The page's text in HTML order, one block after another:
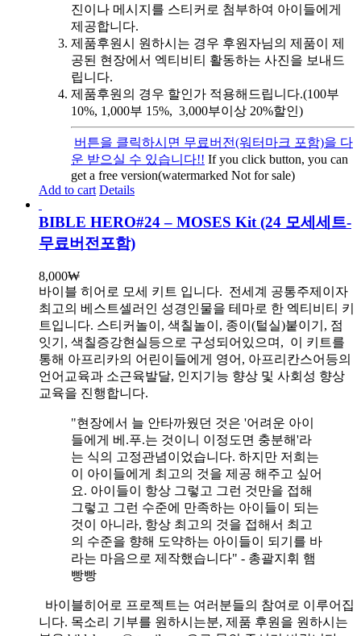
진이나 메시지를 스티커로 첨부하여 아이들에게
제공합니다.
제품후원시 원하시는 경우 후원자님의 제품이 제
공된 현장에서 엑티비티 활동하는 사진을 보내드
립니다.
제품후원의 경우 할인가 적용해드립니다.(100부
10%, 1,000부 15%, 3,000부이상 20%할인)
버튼을 클릭하시면 무료버전(워터마크 포함)을 다
운 받으실 수 있습니다!! If you click button, you can
get a free version(watermarked Not for sale)
Add to cart Details
BIBLE HERO#24 – MOSES Kit (24 모세세트-
무료버전포함)
8,000₩
바이블 히어로 모세 키트 입니다. 전세계 공통주제이자
최고의 베스트셀러인 성경인물을 테마로 한 엑티비티 키
트입니다. 스티커놀이, 색칠놀이, 종이(털실)붙이기, 점
잇기, 색칠증강현실등으로 구성되어있으며, 이 키트를
통해 아프리카의 어린이들에게 영어, 아프리칸스어등의
언어교육과 소근육발달, 인지기능 향상 및 사회성 향상
교육을 진행합니다.
"현장에서 늘 안타까웠던 것은 '어려운 아이
들에게 베.푸.는 것이니 이정도면 충분해'라
는 식의 고정관념이었습니다. 하지만 저희는
이 아이들에게 최고의 것을 제공 해주고 싶어
요. 아이들이 항상 그렇고 그런 것만을 접해
그렇고 그런 수준에 만족하는 아이들이 되는
것이 아니라, 항상 최고의 것을 접해서 최고
의 수준을 향해 도약하는 아이들이 되기를 바
라는 마음으로 제작했습니다" - 총괄지휘 햄
빵빵
바이블히어로 프로젝트는 여러분들의 참여로 이루어집
니다. 목소리 기부를 원하시는분, 제품 후원을 원하시는